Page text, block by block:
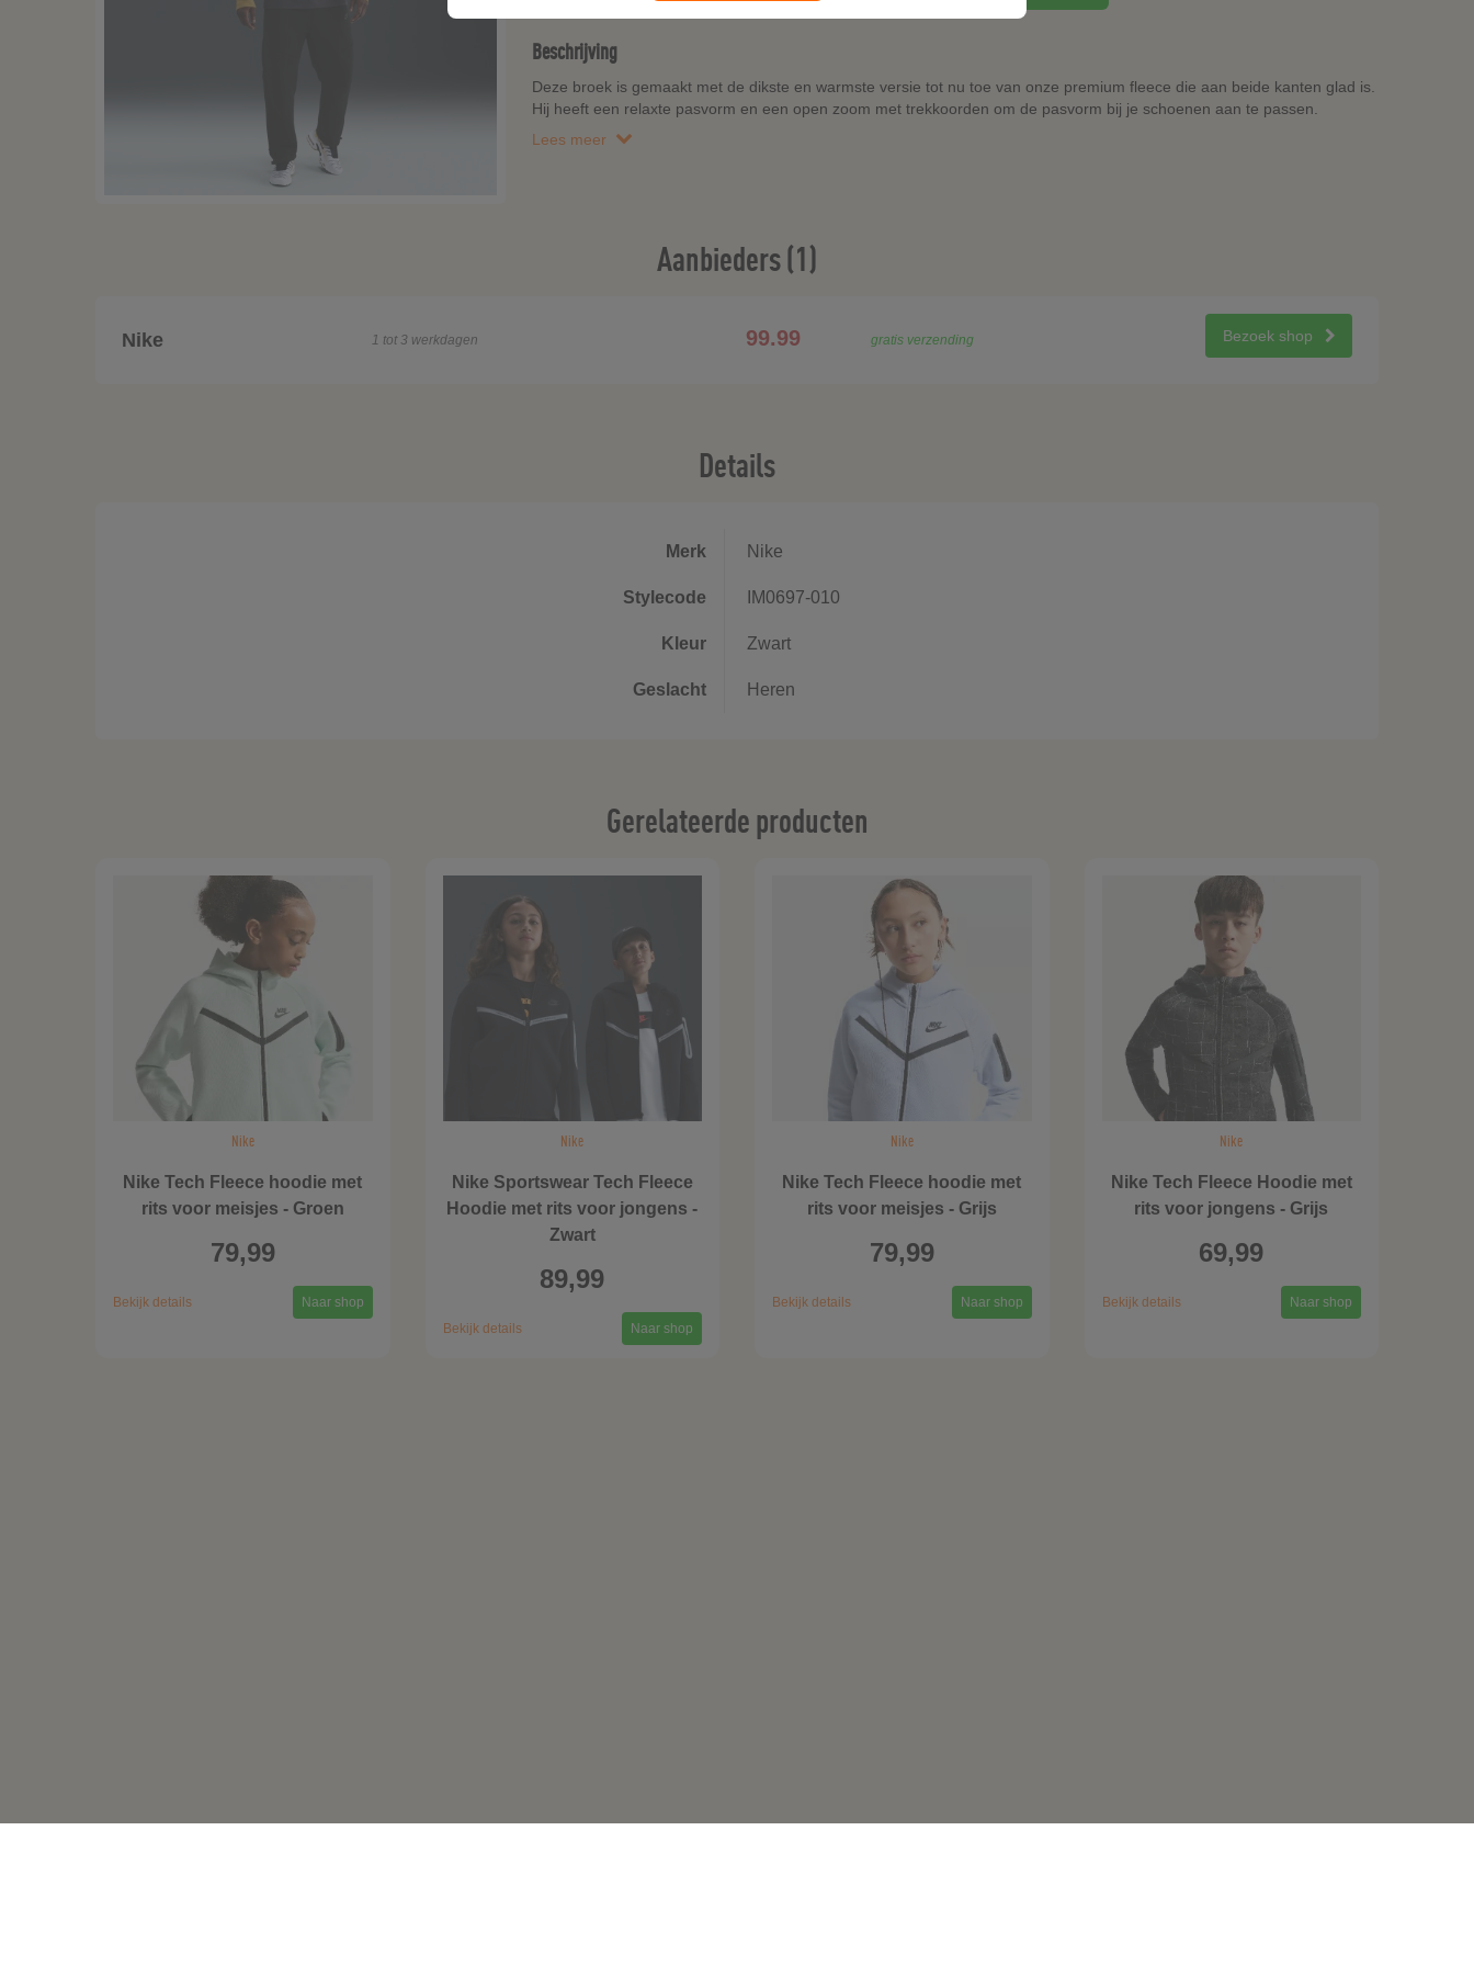
Beschrijving
Deze broek is gemaakt met de dikste en warmste versie tot nu toe van onze premium fleece die aan beide kanten glad is.
Hij heeft een relaxte pasvorm en een open zoom met trekkoorden om de pasvorm bij je schoenen aan te passen.
Lees meer
Aanbieders (1)
Nike 99.99
1 tot 3 werkdagen gratis verzending Bezoek shop
Details
Merk Nike
Stylecode IM0697-010
Kleur Zwart
Geslacht Heren
Gerelateerde producten
Nike
Nike Tech Fleece hoodie met
rits voor meisjes - Groen
79,99
Bekijk details Naar shop
Nike
Nike Sportswear Tech Fleece
Hoodie met rits voor jongens -
Zwart
89,99
Bekijk details Naar shop
Nike
Nike Tech Fleece hoodie met
rits voor meisjes - Grijs
79,99
Bekijk details Naar shop
Nike
Nike Tech Fleece Hoodie met
rits voor jongens - Grijs
69,99
Bekijk details Naar shop